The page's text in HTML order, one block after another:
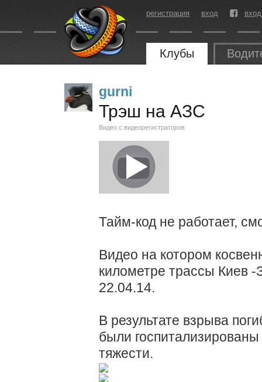
регистрация вход
Клубы
gurni
Трэш на АЗС
Видео с видеорегистраторов
Тайм-код не работает,
Видео на котором
километре трассы Киев
22.04.14.
В результате взрыва
были
тяжести.